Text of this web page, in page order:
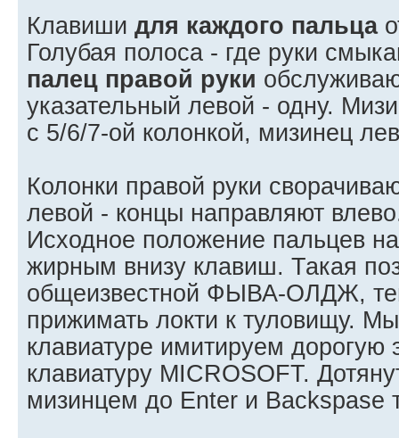
Клавиши для каждого пальца
Голубая полоса - где руки
палец правой руки
указательный левой - одну.
с 5/6/7-ой колонкой, мизинец
Колонки правой руки
левой - концы направляют
Исходное положение пальцев
жирным внизу клавиш. Такая
общеизвестной ФЫВА-ОЛДЖ,
прижимать локти к туловищу.
клавиатуре имитируем дорогую
клавиатуру MICROSOFT.
мизинцем до Enter и Backspase